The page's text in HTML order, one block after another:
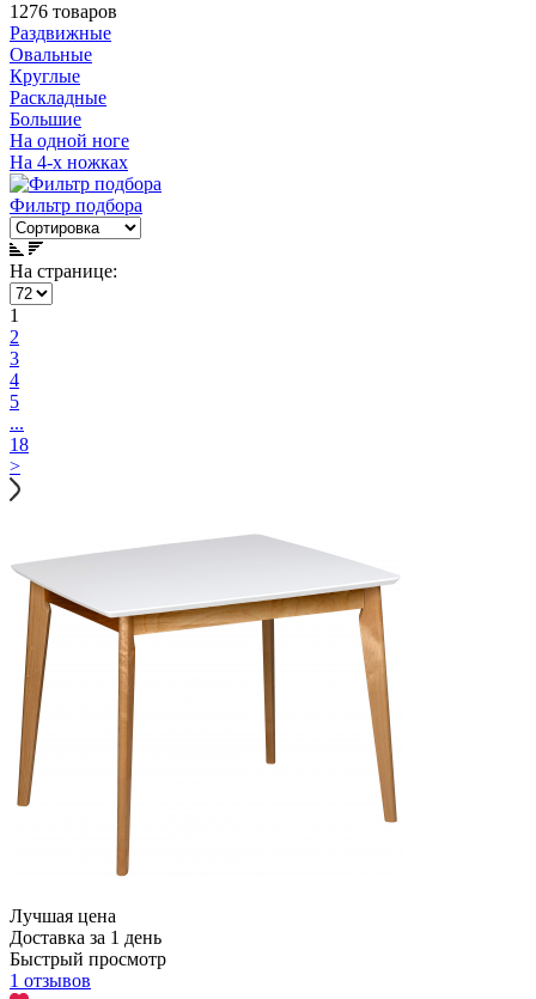
1276 товаров
Раздвижные
Овальные
Круглые
Раскладные
Большие
На одной ноге
На 4-х ножках
Фильтр подбора
На странице:
1
2
3
4
5
...
18
>
Лучшая цена
Доставка за 1 день
Быстрый просмотр
1 отзывов